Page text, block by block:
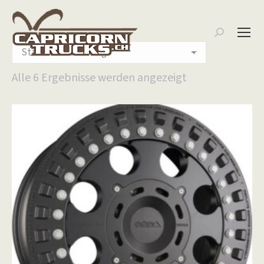
Search:
Alle 6 Ergebnisse werden angezeigt